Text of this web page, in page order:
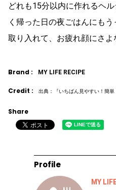
どれも15分以内に作れるヘ
く帰った日の夜ごはんにも
取り入れて、お疲れ顔にさよ
Brand : MY LIFE RECIPE
Credit : 出典：『いちばん見やすい！簡単
Share
Profile
MY